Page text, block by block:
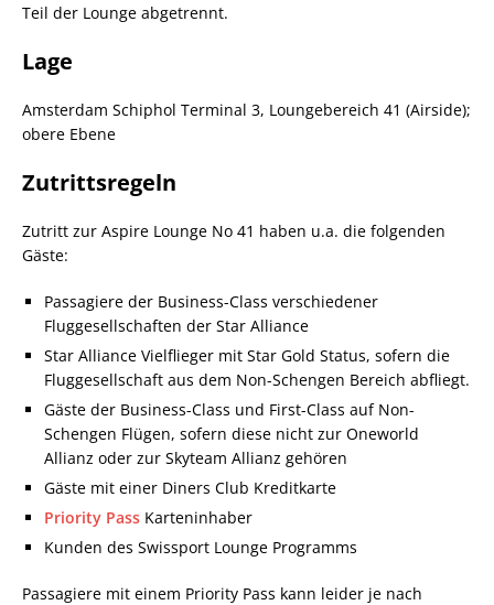
Teil der Lounge abgetrennt.
Lage
Amsterdam Schiphol Terminal 3, Loungebereich 41 (Airside);
obere Ebene
Zutrittsregeln
Zutritt zur Aspire Lounge No 41 haben u.a. die folgenden
Gäste:
Passagiere der Business-Class verschiedener
Fluggesellschaften der Star Alliance
Star Alliance Vielflieger mit Star Gold Status, sofern die
Fluggesellschaft aus dem Non-Schengen Bereich abfliegt.
Gäste der Business-Class und First-Class auf Non-
Schengen Flügen, sofern diese nicht zur Oneworld
Allianz oder zur Skyteam Allianz gehören
Gäste mit einer Diners Club Kreditkarte
Priority Pass Karteninhaber
Kunden des Swissport Lounge Programms
Passagiere mit einem Priority Pass kann leider je nach